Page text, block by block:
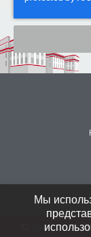
© 1946-2024
Мы